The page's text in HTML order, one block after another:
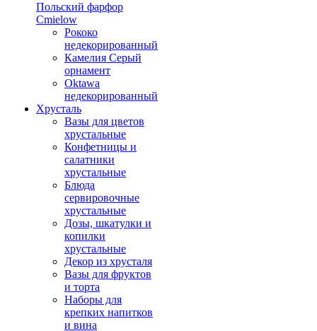
Польский фарфор
Сmielow
Рококо
недекорированный
Камелия Серый
орнамент
Oktawa
недекорированный
Хрусталь
Вазы для цветов
хрустальные
Конфетницы и
салатники
хрустальные
Блюда
сервировочные
хрустальные
Дозы, шкатулки и
копилки
хрустальные
Декор из хрусталя
Вазы для фруктов
и торта
Наборы для
крепких напитков
и вина